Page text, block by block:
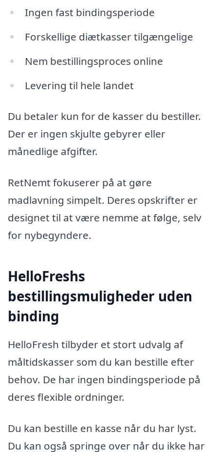
Ingen fast bindingsperiode
Forskellige diætkasser tilgængelige
Nem bestillingsproces online
Levering til hele landet
Du betaler kun for de kasser du bestiller.
Der er ingen skjulte gebyrer eller
månedlige afgifter.
RetNemt fokuserer på at gøre
madlavning simpelt. Deres opskrifter er
designet til at være nemme at følge, selv
for nybegyndere.
HelloFreshs
bestillingsmuligheder uden
binding
HelloFresh tilbyder et stort udvalg af
måltidskasser som du kan bestille efter
behov. De har ingen bindingsperiode på
deres flexible ordninger.
Du kan bestille en kasse når du har lyst.
Du kan også springe over når du ikke har